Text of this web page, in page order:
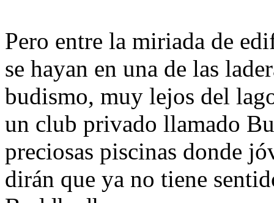
Pero entre la miriada de
se hayan en una de las
budismo, muy lejos del
un club privado llamado
preciosas piscinas donde
dirán que ya no tiene